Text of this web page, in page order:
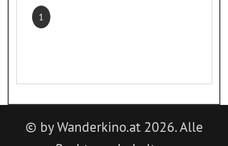
1
© by Wanderkino.at 2026. Alle